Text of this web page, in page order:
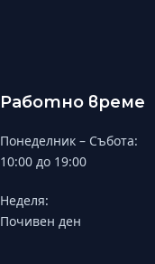
Работно време
Понеделник – Събота:
10:00 до 19:00
Неделя:
Почивен ден